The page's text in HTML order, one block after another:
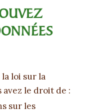
loi sur la
le droit de :
sur les